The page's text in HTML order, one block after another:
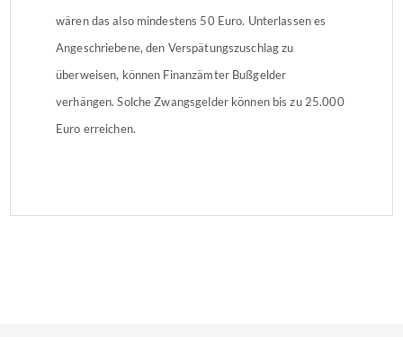
wären das also mindestens 50 Euro. Unterlassen es
Angeschriebene, den Verspätungszuschlag zu
überweisen, können Finanzämter Bußgelder
verhängen. Solche Zwangsgelder können bis zu 25.000
Euro erreichen.